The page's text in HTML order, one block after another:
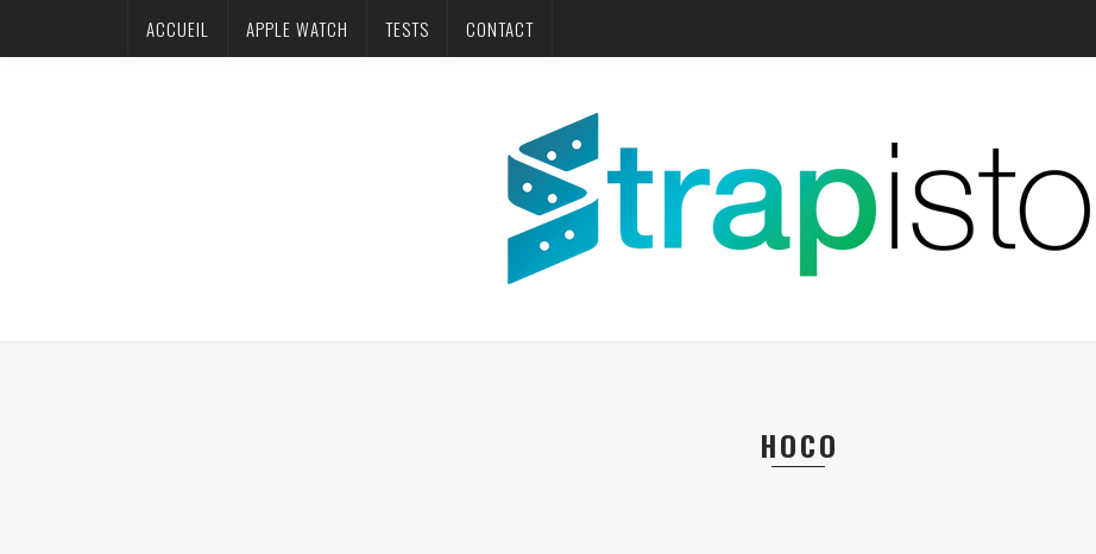
ACCUEIL APPLE WATCH TESTS CONTACT
HOCO